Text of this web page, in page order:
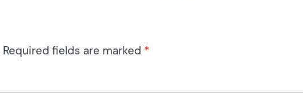
Required fields are marked *